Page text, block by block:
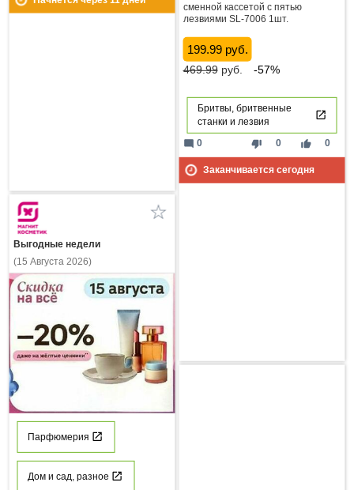
сменной кассетой с пятью
лезвиями SL-7006 1шт.
199.99 руб.
469.99руб. -57%
Бритвы, бритвенные
станки и лезвия
thumb_down 0 thumb_up 0
mode_comment 0
Заканчивается сегодня
Выгодные недели
(15 Августа 2026)
Парфюмерия
Дом и сад, разное